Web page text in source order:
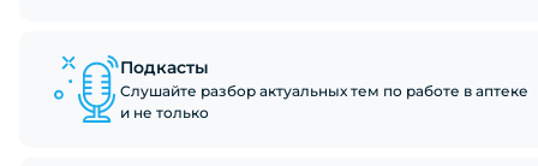
Подкасты
Слушайте разбор актуальных тем по работе в аптеке
и не только